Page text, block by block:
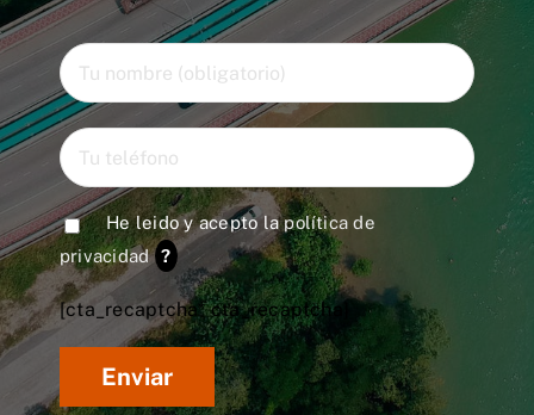
He leido y acepto lapolítica de
privacidad ?
[cta_recaptcha* cta_recaptcha]